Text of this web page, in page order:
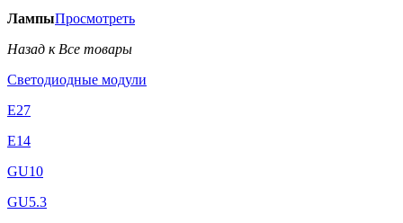
ЛампыПросмотреть
Назад к Все товары
Светодиодные модули
E27
E14
GU10
GU5.3